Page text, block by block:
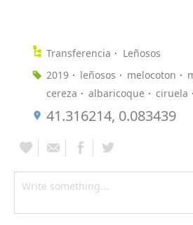
Transferencia
Leñosos
2019
leñosos melocoton
cereza
albaricoque ciruela
41.316214, 0.083439